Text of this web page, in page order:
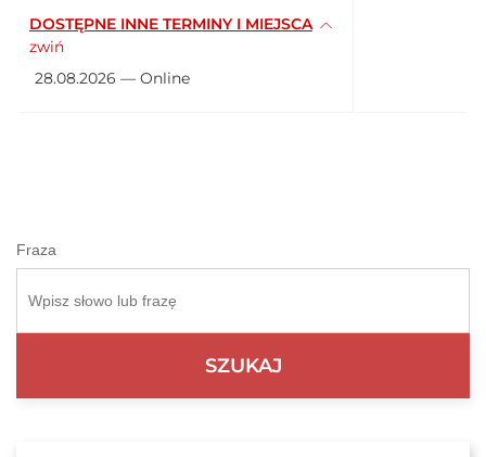
DOSTĘPNE INNE TERMINY I MIEJSCA
zwiń
28.08.2026 — Online
Fraza